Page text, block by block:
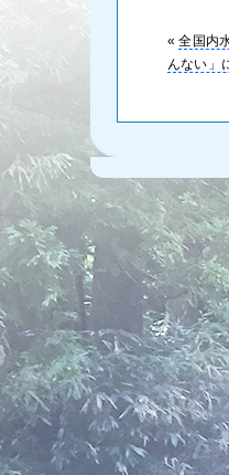
«全国内
んない」